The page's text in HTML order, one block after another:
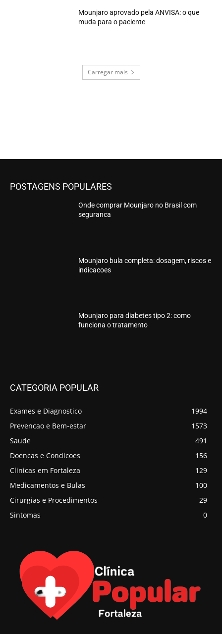
Mounjaro aprovado pela ANVISA: o que
muda para o paciente
Carregar mais
POSTAGENS POPULARES
Onde comprar Mounjaro no Brasil com
seguranca
Mounjaro bula completa: dosagem, riscos e
indicacoes
Mounjaro para diabetes tipo 2: como
funciona o tratamento
CATEGORIA POPULAR
Exames e Diagnostico
1994
Prevencao e Bem-estar
1573
Saude
491
Doencas e Condicoes
156
Clinicas em Fortaleza
129
Medicamentos e Bulas
100
Cirurgias e Procedimentos
29
Sintomas
0